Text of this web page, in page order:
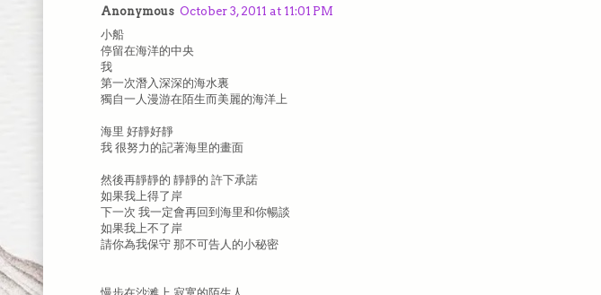
Anonymous October 3, 2011 at 11:01 PM
小船
停留在海洋的中央
我
第一次潛入深深的海水裏
獨自一人漫游在陌生而美麗的海洋上
海里 好靜好靜
我 很努力的記著海里的畫面
然後再靜靜的 靜靜的 許下承諾
如果我上得了岸
下一次 我一定會再回到海里和你暢談
如果我上不了岸
請你為我保守 那不可告人的小秘密
慢步在沙滩上 寂寞的陌生人